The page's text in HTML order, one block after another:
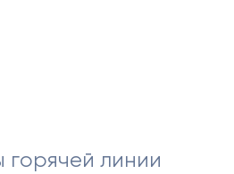
горячей линии